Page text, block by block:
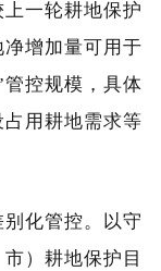
一轮耕地保护
增加量可用于
控规模，具体
用耕地需求等
化管控。以守
）耕地保护目